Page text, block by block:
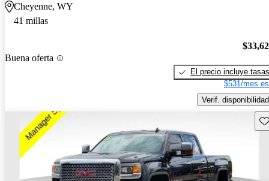
Cheyenne, WY
41 millas
Buena oferta
El precio incluye tasas
$531/mes
Verif. disponibilidad